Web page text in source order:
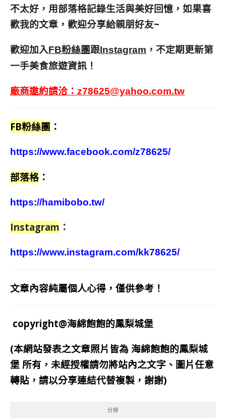
不太好，用部落格記錄生活與美好回憶， 如果喜
歡我的文章，歡迎分享給親朋好友~
歡迎加入FB粉絲團跟Instagram ，不定期更新第
一手美食旅遊資訊！
廠商邀約請洽： z78625@yahoo.com.tw
FB粉絲團 ：
https://www.facebook.com/z78625/
部落格 ：
https://hamibobo.tw/
Instagram ：
https://www.instagram.com/kk78625/
文章內容純屬個人心得，僅供參考！
copyright@海綿飽飽的鳳梨城堡
(本網站發表之文章照片皆為 海綿飽飽的鳳梨城
堡 所有，未經授權請勿將站內之文字、圖片任意
轉貼，請以分享連結代替複製，謝謝)
分類